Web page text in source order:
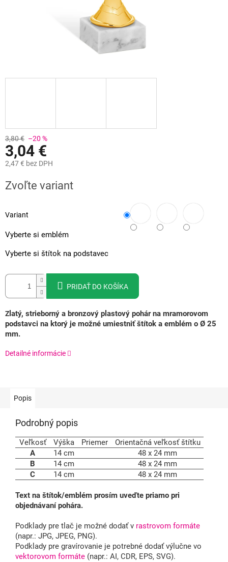
3,80 € –20 %
3,04 €
2,47 € bez DPH
cena:
Zvoľte variant
Variant
Vyberte si emblém
Vyberte si štítok na podstavec
PRIDAŤ DO KOŠÍKA
Z latý, strieborný a bronzový plastový pohár na mramorovom
podstavci na ktorý je možné umiestniť štítok a emblém o Ø 25
mm.
Detailné informácie
Popis
Podrobný popis
Veľkosť Výška Priemer
Orientačná veľkosť štítku
A
14 cm
48 x 24 mm
B
14 cm
48 x 24 mm
C
14 cm 48 x 24 mm
Text na štítok/emblém prosím uveďte priamo pri
objednávaní pohára.
Podklady pre tlač je možné dodať v rastrovom formáte
(napr.: JPG, JPEG, PNG).
Podklady pre gravírovanie je potrebné dodať výlučne vo
vektorovom formáte (napr.: AI, CDR, EPS, SVG).